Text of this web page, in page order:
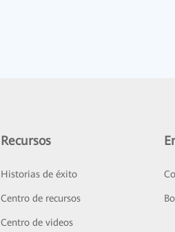
Recursos
Historias de éxito
Centro de recursos
Centro de videos